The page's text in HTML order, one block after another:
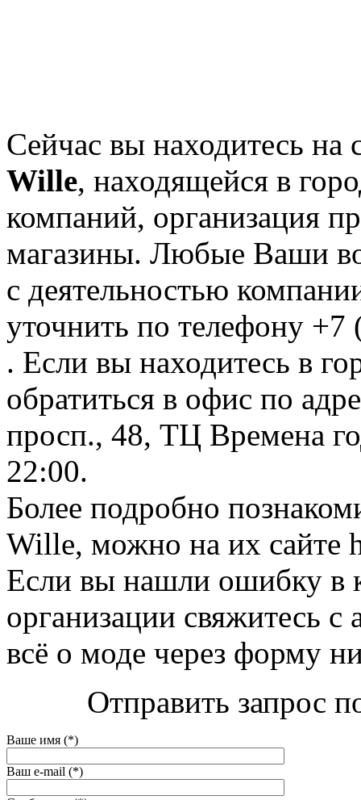
Сейчас вы находитесь на
Wille, находящейся в
компаний, организация
магазины. Любые Ваши
с деятельностью
уточнить по телефону
. Если вы находитесь в
обратиться в офис по
просп., 48, ТЦ Времена
22:00.
Более подробно
Wille, можно на их сайте
Если вы нашли ошибку в
организации свяжитесь
всё о моде через форму
Отправить запрос
Ваше имя (*)
Ваш e-mail (*)